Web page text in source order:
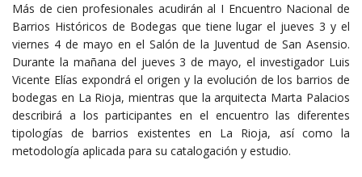
Más de cien profesionales acudirán al I Encuentro Nacional de
Barrios Históricos de Bodegas que tiene lugar el jueves 3 y el
viernes 4 de mayo en el Salón de la Juventud de San Asensio.
Durante la mañana del jueves 3 de mayo, el investigador Luis
Vicente Elías expondrá el origen y la evolución de los barrios de
bodegas en La Rioja, mientras que la arquitecta Marta Palacios
describirá a los participantes en el encuentro las diferentes
tipologías de barrios existentes en La Rioja, así como la
metodología aplicada para su catalogación y estudio.